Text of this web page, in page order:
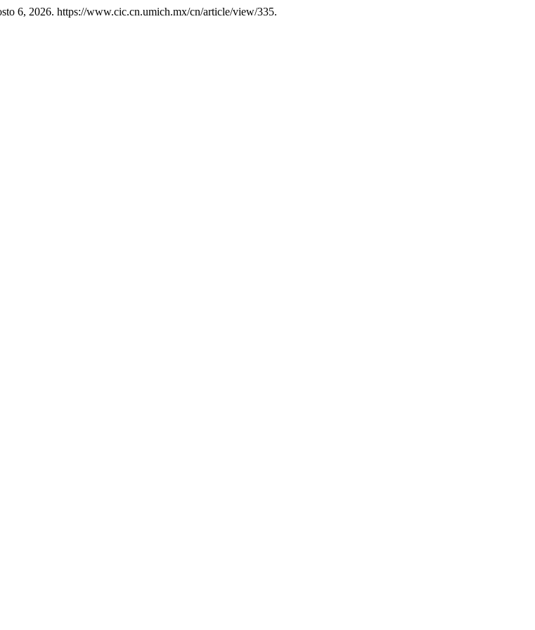
6, 2026. https://www.cic.cn.umich.mx/cn/article/view/335.